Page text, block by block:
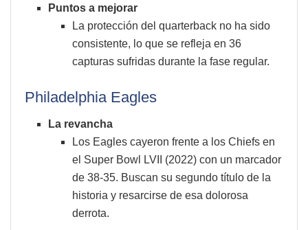
Puntos a mejorar
La protección del quarterback no ha sido
consistente, lo que se refleja en 36
capturas sufridas durante la fase regular.
Philadelphia Eagles
La revancha
Los Eagles cayeron frente a los Chiefs en
el Super Bowl LVII (2022) con un marcador
de 38-35. Buscan su segundo título de la
historia y resarcirse de esa dolorosa
derrota.